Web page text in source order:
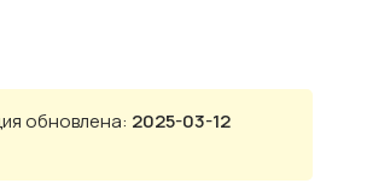
обновлена: 2025-03-12